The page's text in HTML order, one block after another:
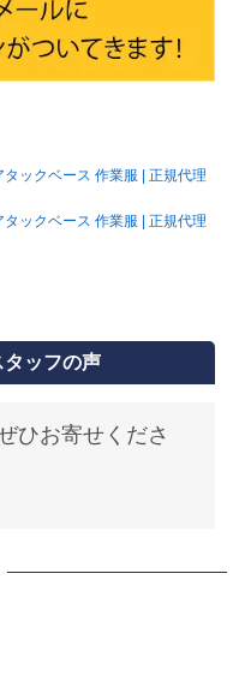
タックベース 作業服 | 正規代理
タックベース 作業服 | 正規代理
タッフの声
ひお寄せくださ